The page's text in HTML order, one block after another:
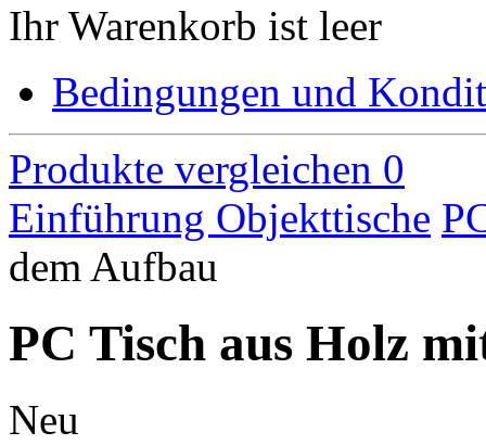
Ihr Warenkorb ist leer
Bedingungen und
Produkte vergleichen 0
Einführung Objekttische
dem Aufbau
PC Tisch aus Holz
Neu